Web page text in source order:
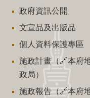
政府資訊公開
文宣品及出版品
個人資料保護專區
施政計畫（🔗本府
政局）
施政報告（🔗本府